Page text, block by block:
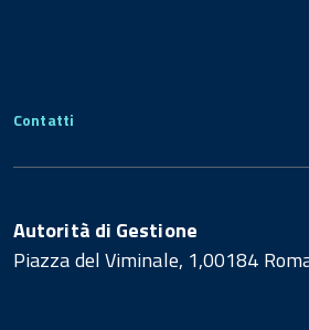
Contatti
Autorità di Gestione
Piazza del Viminale, 1,00184